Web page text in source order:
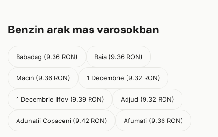
Benzin arak mas varosokban
Babadag (9.36 RON) Baia (9.36 RON)
Macin (9.36 RON) 1 Decembrie (9.32 RON)
1 Decembrie Ilfov (9.39 RON) Adjud (9.32 RON)
Adunatii Copaceni (9.42 RON) Afumati (9.36 RON)